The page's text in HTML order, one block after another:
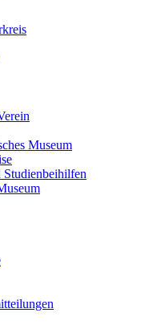
Museum
Studienbeihilfen